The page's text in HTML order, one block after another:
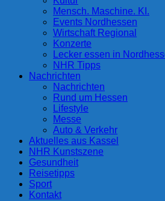
Mensch. Maschine. KI.
Events Nordhessen
Wirtschaft Regional
Konzerte
Lecker essen in
NHR Tipps
Nachrichten
Nachrichten
Rund um Hessen
Lifestyle
Messe
Auto & Verkehr
Aktuelles aus Kassel
NHR Kunstszene
Gesundheit
Reisetipps
Sport
Kontakt